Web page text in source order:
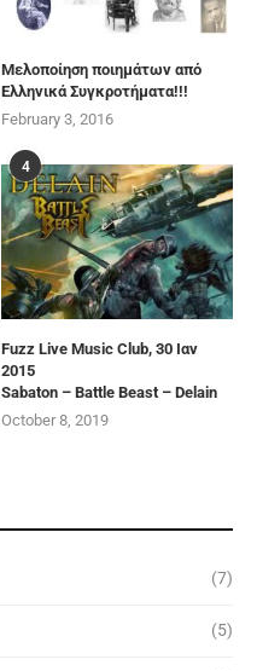
Μελοποίηση ποιημάτων από
Ελληνικά Συγκροτήματα!!!
February 3, 2016
4
Fuzz Live Music Club, 30 Ιαν
2015
Sabaton – Battle Beast – Delain
October 8, 2019
(7)
(5)